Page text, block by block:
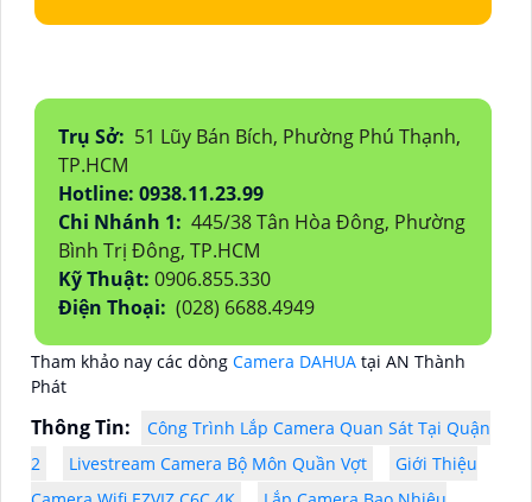
Trụ Sở: 51 Lũy Bán Bích, Phường Phú Thạnh,
TP.HCM
Hotline: 0938.11.23.99
Chi Nhánh 1: 445/38 Tân Hòa Đông, Phường
Bình Trị Đông, TP.HCM
Kỹ Thuật: 0906.855.330
Điện Thoại: (028) 6688.4949
Tham khảo nay các dòng Camera DAHUA tại AN Thành
Phát
Thông Tin:
Công Trình Lắp Camera Quan Sát Tại Quận
2
Livestream Camera Bộ Môn Quần Vợt
Giới Thiệu